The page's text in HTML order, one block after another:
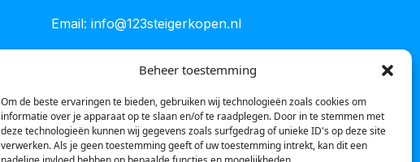
Beheer toestemming
Om de beste ervaringen te bieden, gebruiken wij technologieën zoals cookies om
informatie over je apparaat op te slaan en/of te raadplegen. Door in te stemmen met
deze technologieën kunnen wij gegevens zoals surfgedrag of unieke ID's op deze site
verwerken. Als je geen toestemming geeft of uw toestemming intrekt, kan dit een
Email: info@123steigerkopen.nl